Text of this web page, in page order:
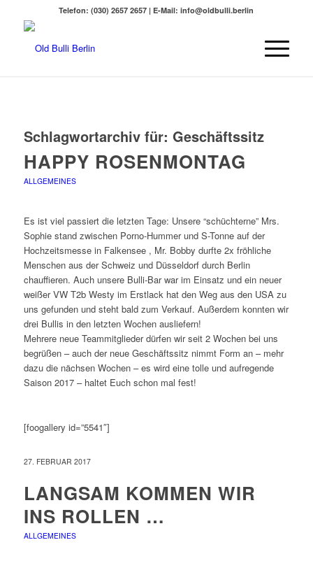
Telefon: (030) 2657 2657 | E-Mail: info@oldbulli.berlin
Schlagwortarchiv für: Geschäftssitz
HAPPY ROSENMONTAG
ALLGEMEINES
Es ist viel passiert die letzten Tage: Unsere “schüchterne” Mrs.
Sophie stand zwischen Porno-Hummer und S-Tonne auf der
Hochzeitsmesse in Falkensee , Mr. Bobby durfte 2x fröhliche
Menschen aus der Schweiz und Düsseldorf durch Berlin
chauffieren. Auch unsere Bulli-Bar war im Einsatz und ein neuer
weißer VW T2b Westy im Erstlack hat den Weg aus den USA zu
uns gefunden und steht bald zum Verkauf. Außerdem konnten wir
drei Bullis in den letzten Wochen ausliefern!
Mehrere neue Teammitglieder dürfen wir seit 2 Wochen bei uns
begrüßen – auch der neue Geschäftssitz nimmt Form an – mehr
dazu die nächsen Wochen – es wird eine tolle und aufregende
Saison 2017 – haltet Euch schon mal fest!
[foogallery id=”5541″]
27. FEBRUAR 2017
LANGSAM KOMMEN WIR
INS ROLLEN …
ALLGEMEINES